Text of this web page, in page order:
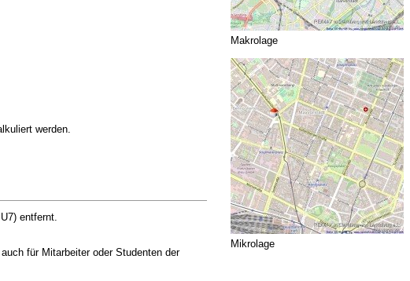
werden.
entfernt.
für Mitarbeiter oder Studenten der
Makrolage
Mikrolage